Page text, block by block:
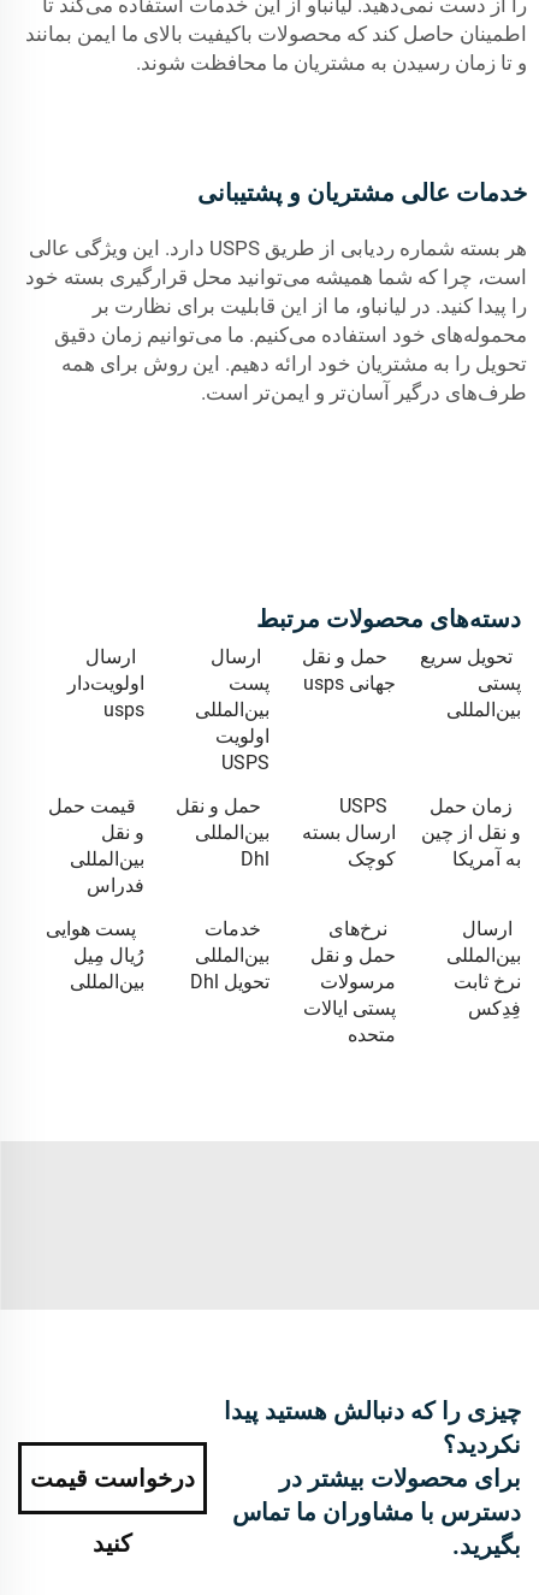
را از دست نمی‌دهید. لیانباو از این خدمات استفاده می‌کند تا
اطمینان حاصل کند که محصولات باکیفیت بالای ما ایمن بمانند
و تا زمان رسیدن به مشتریان ما محافظت شوند.
خدمات عالی مشتریان و پشتیبانی
هر بسته شماره ردیابی از طریق USPS دارد. این ویژگی عالی
است، چرا که شما همیشه می‌توانید محل قرارگیری بسته خود
را پیدا کنید. در لیانباو، ما از این قابلیت برای نظارت بر
محموله‌های خود استفاده می‌کنیم. ما می‌توانیم زمان دقیق
تحویل را به مشتریان خود ارائه دهیم. این روش برای همه
طرف‌های درگیر آسان‌تر و ایمن‌تر است.
دسته‌های محصولات مرتبط
تحویل سریع
پستی
بین‌المللی
حمل و نقل
جهانی usps
ارسال
پست
بین‌المللی
اولویت
USPS
ارسال
اولویت‌دار
usps
زمان حمل
و نقل از چین
به آمریکا
USPS
ارسال بسته
کوچک
حمل و نقل
بین‌المللی
Dhl
قیمت حمل
و نقل
بین‌المللی
فدراس
ارسال
بین‌المللی
نرخ ثابت
فِدِکس
نرخ‌های
حمل و نقل
مرسولات
پستی ایالات
متحده
خدمات
بین‌المللی
تحویل Dhl
پست هوایی
رُیال مِیل
بین‌المللی
چیزی را که دنبالش هستید پیدا
نکردید؟
برای محصولات بیشتر در
دسترس با مشاوران ما تماس
بگیرید.
درخواست قیمت
کنید